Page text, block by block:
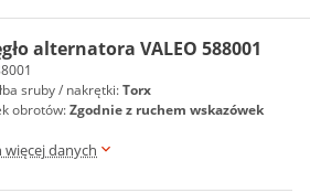
alternatora VALEO 588001
sruby / nakrętki:Torx
obrotów:Zgodnie z ruchem wskazówek
więcej danych